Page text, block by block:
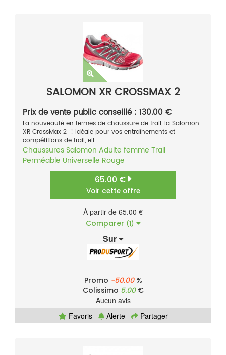
SALOMON XR CROSSMAX 2
Prix de vente public conseillé : 130.00 €
La nouveauté en termes de chaussure de trail, la Salomon
XR CrossMax 2 ! Idéale pour vos entraînements et
compétitions de trail, ell...
Chaussures Salomon Adulte femme Trail
Perméable Universelle Rouge
65.00 €
Voir cette offre
À partir de 65.00 €
Comparer (1)
Sur
Promo -50.00%
Colissimo 5.00€
Aucun avis
Favoris
Alerte Partager